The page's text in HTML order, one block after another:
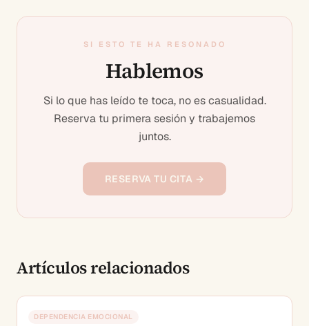
SI ESTO TE HA RESONADO
Hablemos
Si lo que has leído te toca, no es casualidad.
Reserva tu primera sesión y trabajemos
juntos.
RESERVA TU CITA →
Artículos relacionados
DEPENDENCIA EMOCIONAL